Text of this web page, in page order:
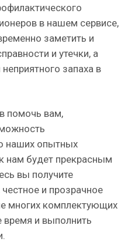
в нашем сервисе,
заметить и
и утечки, а
запаха в
помочь вам,
наших опытных
нам будет прекрасным
вы получите
и прозрачное
многих комплектующих
время и выполнить